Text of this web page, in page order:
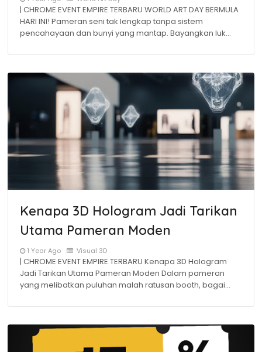
| CHROME EVENT EMPIRE TERBARU WORLD ART DAY BERMULA
HARI INI! Pameran seni tak lengkap tanpa sistem
pencahayaan dan bunyi yang mantap. Bayangkan luk…
Kenapa 3D Hologram Jadi Tarikan
Utama Pameran Moden
1 Year Ago Visual 3D
| CHROME EVENT EMPIRE TERBARU Kenapa 3D Hologram
Jadi Tarikan Utama Pameran Moden Dalam pameran
yang melibatkan puluhan malah ratusan booth, bagai…